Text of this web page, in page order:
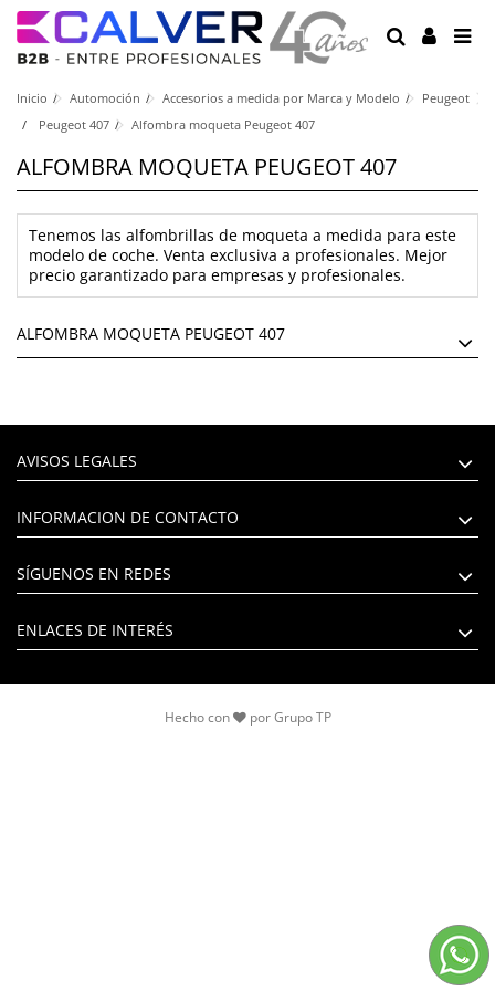
Inicio Automoción Accesorios a medida por Marca y Modelo
Peugeot
Peugeot 407
Alfombra moqueta Peugeot 407
ALFOMBRA MOQUETA PEUGEOT 407
Tenemos las alfombrillas de moqueta a medida para este
modelo de coche. Venta exclusiva a profesionales. Mejor
precio garantizado para empresas y profesionales.
ALFOMBRA MOQUETA PEUGEOT 407
AVISOS LEGALES
INFORMACION DE CONTACTO
SÍGUENOS EN REDES
ENLACES DE INTERÉS
Hecho con por Grupo TP